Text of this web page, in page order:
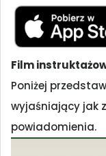
Film
Poniżej
wyjaśniający jak
powiadomienia.